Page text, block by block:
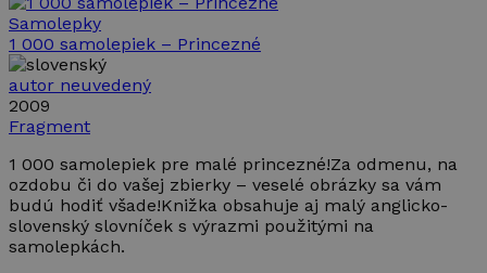
Samolepky
1 000 samolepiek – Princezné
autor neuvedený
2009
Fragment
1 000 samolepiek pre malé princezné!Za odmenu, na
ozdobu či do vašej zbierky – veselé obrázky sa vám
budú hodiť všade!Knižka obsahuje aj malý anglicko-
slovenský slovníček s výrazmi použitými na
samolepkách.